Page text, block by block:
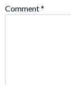
Comment*